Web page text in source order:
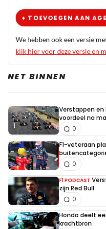
+ TOEVOEGEN AAN
We hebben ook een versie
klik hier voor deze versie en
NET BINNEN
Verstappen en
voordeel na
0
F1-veteraan
0
F1 PODCAST
zijn Red Bull
0
Honda deelt
krachtbron